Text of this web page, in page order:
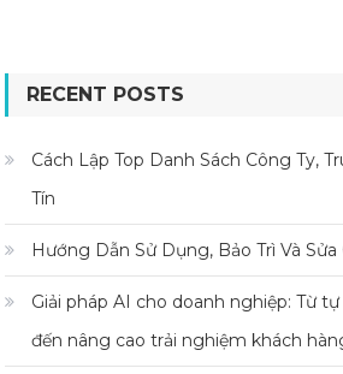
RECENT POSTS
Cách Lập Top Danh Sách Công Ty,
Tín
Hướng Dẫn Sử Dụng, Bảo Trì Và
Giải pháp AI cho doanh nghiệp: Từ
đến nâng cao trải nghiệm khách